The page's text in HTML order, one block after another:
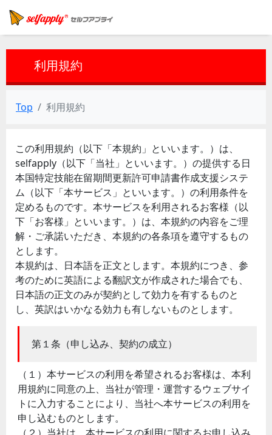
利用規約
Top 利用規約
この利用規約（以下「本規約」といいます。）は、
selfapply（以下「当社」といいます。）の提供する日
本国特定技能在留期間更新許可申請書作成支援システ
ム（以下「本サービス」といいます。）の利用条件を
定めるものです。本サービスを利用されるお客様（以
下「お客様」といいます。）は、本規約の内容をご理
解・ご承諾いただき、本規約の各条項を遵守するもの
とします。
本規約は、日本語を正文とします。本規約につき、参
考のために英語による翻訳文が作成された場合でも、
日本語の正文のみが契約として効力を有するものと
し、英訳はいかなる効力も有しないものとします。
第１条（申し込み、契約の成立）
（１）本サービスの利用を希望されるお客様は、本利
用規約に同意の上、当社が管理・運営するウェブサイ
トに入力することにより、当社へ本サービスの利用を
申し込むものとします。